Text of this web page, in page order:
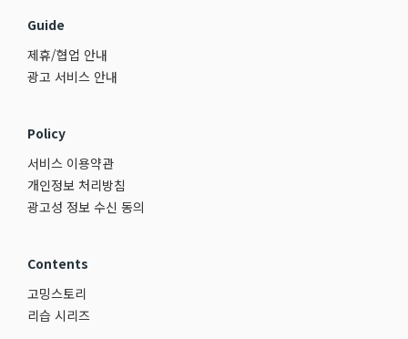
Guide
제휴/협업 안내
광고 서비스 안내
Policy
서비스 이용약관
개인정보 처리방침
광고성 정보 수신 동의
Contents
고밍스토리
리습 시리즈